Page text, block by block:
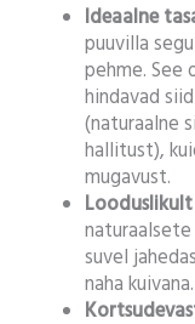
Ideaalne
puuvilla
pehme. See
hindavad
(naturaalne
hallitust),
mugavust.
suvel
naha kuivana.